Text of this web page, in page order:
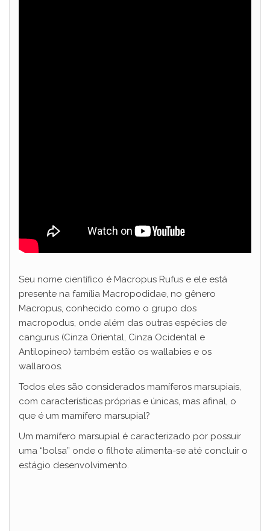
Seu nome científico é Macropus Rufus e ele está
presente na família Macropodidae, no gênero
Macropus, conhecido como o grupo dos
macropodus, onde além das outras espécies de
cangurus (Cinza Oriental, Cinza Ocidental e
Antilopíneo) também estão os wallabies e os
wallaroos.
Todos eles são considerados mamíferos marsupiais,
com características próprias e únicas, mas afinal, o
que é um mamífero marsupial?
Um mamífero marsupial é caracterizado por possuir
uma “bolsa” onde o filhote alimenta-se até concluir o
estágio desenvolvimento.